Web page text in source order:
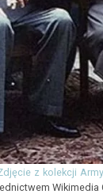
z kolekcji
Wikimedia